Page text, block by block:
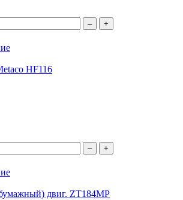
– +
HF116
– +
двиг. ZT184MP